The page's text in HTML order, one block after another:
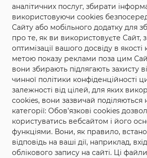
аналітичних послуг, збирати
використовуючи cookies
Сайту або мобільного додатку для
про те, як ви використовуєте Сайт,
оптимізації вашого досвіду в якості
метою показу реклами поза цим
вони збирають підлягають захисту
чинної політики конфіденційності
залежності від цілей, для яких
cookies, вони зазвичай поділяються
категорії: Обов’язкові cookies
користуватись вебсайтом і його
функціями. Вони, як правило,
відповідь на ваші дії, наприклад,
облікового запису на сайті. Ці